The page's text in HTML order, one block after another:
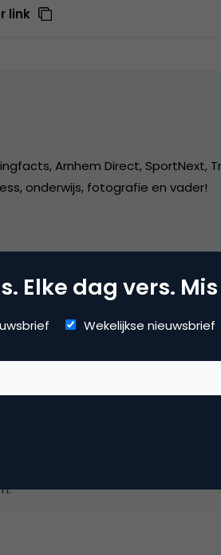
link
Arnhem Direct, SportNext,
onderwijs, fotografie en vader!
Elke dag vers.
Wekelijkse nieuwsbrief